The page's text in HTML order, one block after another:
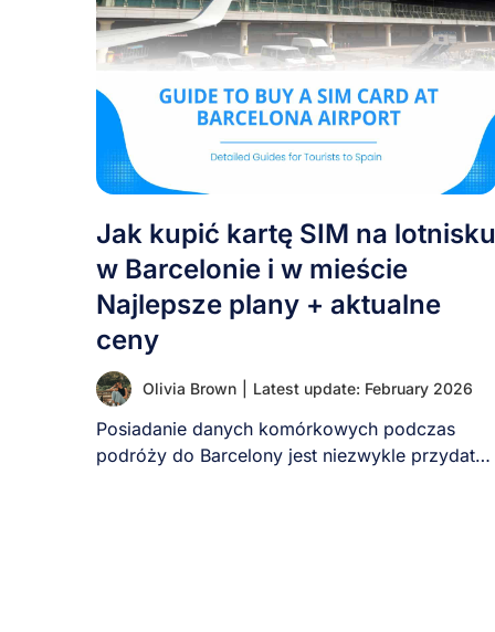
Jak kupić kartę SIM na lotnisku
w Barcelonie i w mieście
Najlepsze plany + aktualne
ceny
Olivia Brown Latest update: February 2026
Posiadanie danych komórkowych podczas
podróży do Barcelony jest niezwykle przydatne